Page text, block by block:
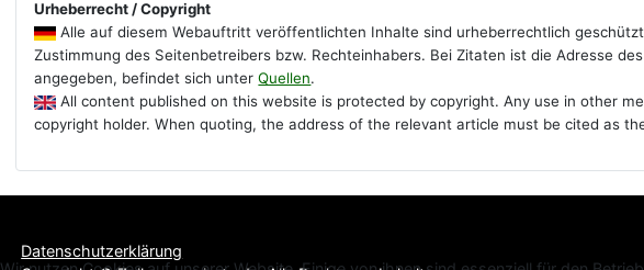
Urheberrecht / Copyright
Alle auf diesem Webauftritt veröffentlichten Inhalte sind urheberrechtlich
Zustimmung des Seitenbetreibers bzw. Rechteinhabers. Bei Zitaten ist die Adresse
angegeben, befindet sich unterQuellen.
All content published on this website is protected by copyright. Any use in other
copyright holder. When quoting, the address of the relevant article must be cited as
Datenschutzerklärung